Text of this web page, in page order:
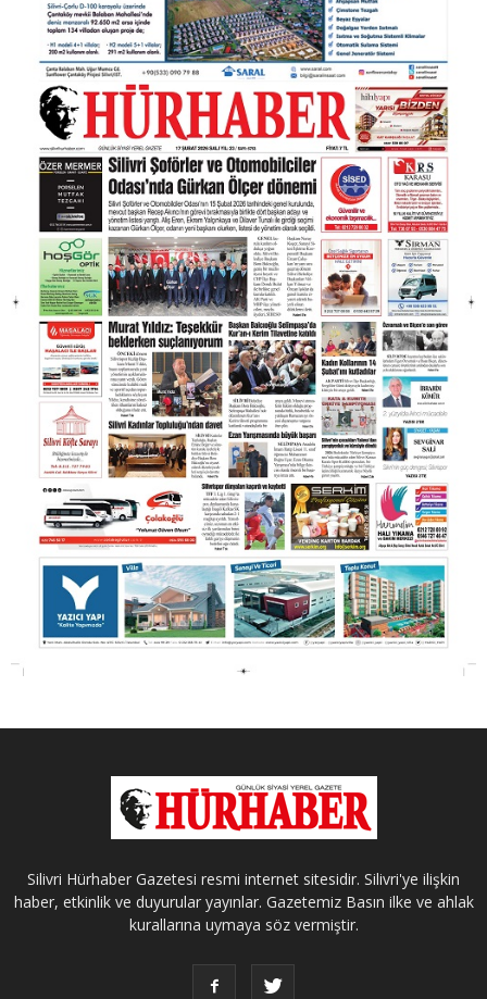
Silivri Hürhaber Gazetesi resmi internet sitesidir. Silivri'ye ilişkin
haber, etkinlik ve duyurular yayınlar. Gazetemiz Basın ilke ve ahlak
kurallarına uymaya söz vermiştir.